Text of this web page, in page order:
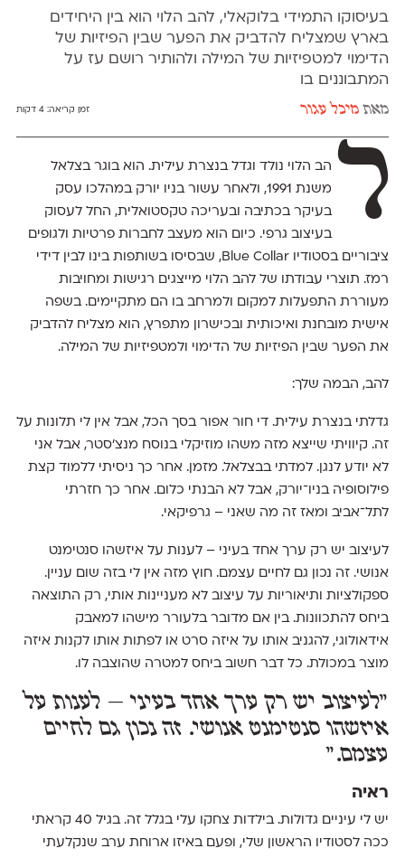
בעיסוקו התמידי בלוקאלי, להב הלוי הוא בין היחידים
בארץ שמצליח להדביק את הפער שבין הפיזיות של
הדימוי למטפיזיות של המילה ולהותיר רושם עז על
המתבוננים בו
מאת מיכל עגור זמן קריאה:4 דקות
ל
הב הלוי נולד וגדל בנצרת עילית. הוא בוגר בצלאל
משנת 1991, ולאחר עשור בניו יורק במהלכו עסק
בעיקר בכתיבה ובעריכה טקסטואלית, החל לעסוק
בעיצוב גרפי. כיום הוא מעצב לחברות פרטיות ולגופים
ציבוריים בסטודיו Blue Collar, שבסיסו בשותפות בינו לבין דידי
רמז. תוצרי עבודתו של להב הלוי מייצגים רגישות ומחויבות
מעוררת התפעלות למקום ולמרחב בו הם מתקיימים. בשפה
אישית מובחנת ואיכותית ובכישרון מתפרץ, הוא מצליח להדביק
את הפער שבין הפיזיות של הדימוי ולמטפיזיות של המילה.
להב, הבמה שלך:
גדלתי בנצרת עילית. די חור אפור בסך הכל, אבל אין לי תלונות על
זה. קיוויתי שייצא מזה משהו מוזיקלי בנוסח מנצ׳סטר, אבל אני
לא יודע לנגן. למדתי בבצלאל. מזמן. אחר כך ניסיתי ללמוד קצת
פילוסופיה בניו־יורק, אבל לא הבנתי כלום. אחר כך חזרתי
לתל־אביב ומאז זה מה שאני – גרפיקאי.
לעיצוב יש רק ערך אחד בעיני – לענות על איזשהו סנטימנט
אנושי. זה נכון גם לחיים עצמם. חוץ מזה אין לי בזה שום עניין.
ספקולציות ותיאוריות על עיצוב לא מעניינות אותי, רק התוצאה
ביחס להתכוונות. בין אם מדובר בלעורר מישהו למאבק
אידאולוגי, להגניב אותו על איזה סרט או לפתות אותו לקנות איזה
מוצר במכולת. כל דבר חשוב ביחס למטרה שהוצבה לו.
״לעיצוב יש רק ערך אחד בעיני – לענות על
איזשהו סנטימנט אנושי. זה נכון גם לחיים
עצמם.״
ראיה
יש לי עיניים גדולות. בילדות צחקו עלי בגלל זה. בגיל 40 קראתי
ככה לסטודיו הראשון שלי, ופעם באיזו ארוחת ערב שנקלעתי